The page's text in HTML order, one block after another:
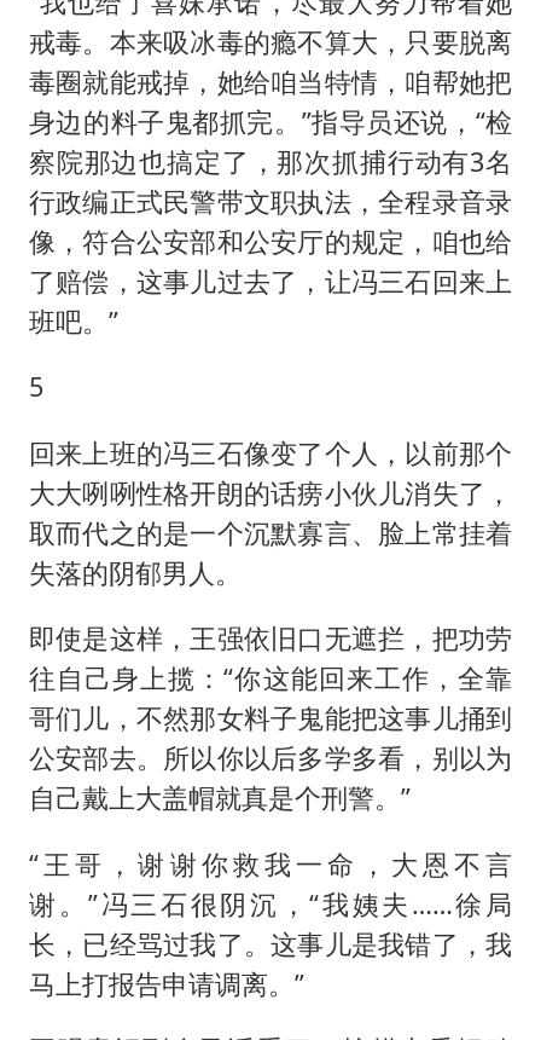
戒毒。本来吸冰毒的瘾不算大，只要脱离
毒圈就能戒掉，她给咱当特情，咱帮她把
身边的料子鬼都抓完。”指导员还说，“检
察院那边也搞定了，那次抓捕行动有3名
行政编正式民警带文职执法，全程录音录
像，符合公安部和公安厅的规定，咱也给
了赔偿，这事儿过去了，让冯三石回来上
班吧。”
5
回来上班的冯三石像变了个人，以前那个
大大咧咧性格开朗的话痨小伙儿消失了，
取而代之的是一个沉默寡言、脸上常挂着
失落的阴郁男人。
即使是这样，王强依旧口无遮拦，把功劳
往自己身上揽：“你这能回来工作，全靠
哥们儿，不然那女料子鬼能把这事儿捅到
公安部去。所以你以后多学多看，别以为
自己戴上大盖帽就真是个刑警。”
“王哥，谢谢你救我一命，大恩不言
谢。”冯三石很阴沉，“我姨夫……徐局
长，已经骂过我了。这事儿是我错了，我
马上打报告申请调离。”